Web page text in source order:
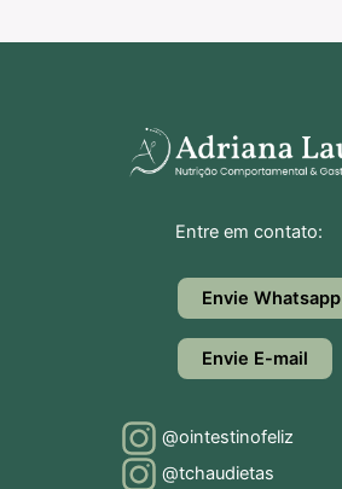
Entre em contato:
Envie Whatsapp
Envie E-mail
@ointestinofeliz
@tchaudietas